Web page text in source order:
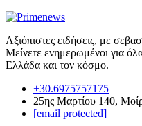
Αξιόπιστες ειδήσεις, με
Μείνετε ενημερωμένοι για
Ελλάδα και τον κόσμο.
+30.6975757175
25ης Μαρτίου 140,
[email protected]